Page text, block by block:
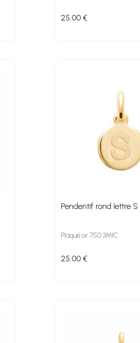
25.00 €
Pendentif rond lettre S
Plaqué or 750 3MIC
25.00 €